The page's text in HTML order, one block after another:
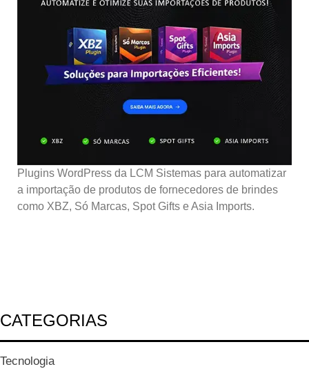
Plugins WordPress da LCM Sistemas para automatizar
a importação de produtos de fornecedores de brindes
como XBZ, Só Marcas, Spot Gifts e Asia Imports.
CATEGORIAS
Tecnologia